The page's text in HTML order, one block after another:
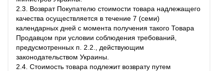
2.3. Возврат Покупателю стоимости товара надлежащего
качества осуществляется в течение 7 (семи)
календарных дней с момента получения такого Товара
Продавцом при условии соблюдения требований,
предусмотренных п. 2.2., действующим
законодательством Украины.
2.4. Стоимость товара подлежит возврату путем